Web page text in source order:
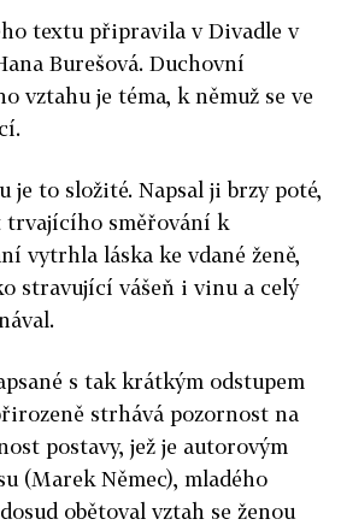
textu připravila v Divadle v
Burešová. Duchovní
vztahu je téma, k němuž se ve
je to složité. Napsal ji brzy poté,
trvajícího směřování k
vytrhla láska ke vdané ženě,
stravující vášeň i vinu a celý
s tak krátkým odstupem
strhává pozornost na
postavy, jež je autorovým
(Marek Němec), mladého
obětoval vztah se ženou